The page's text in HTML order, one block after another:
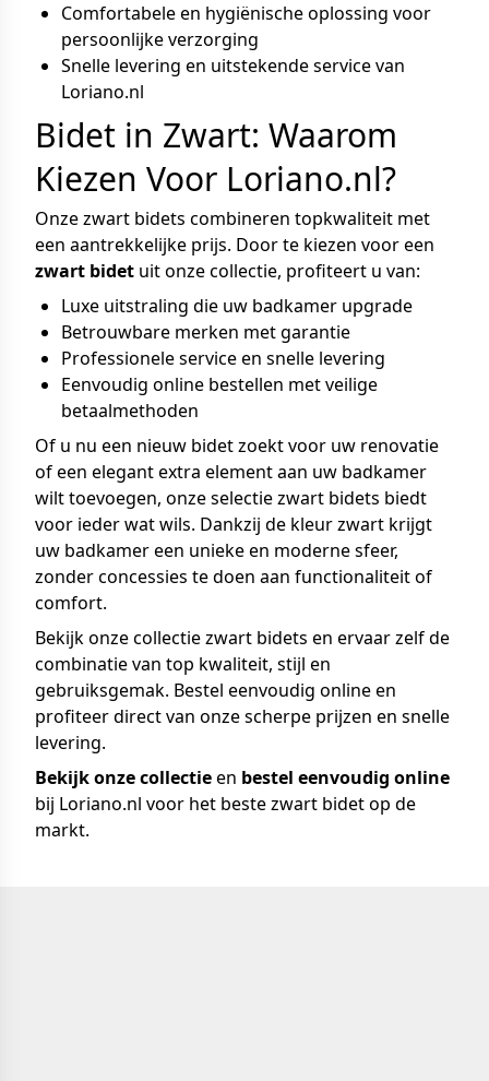
Comfortabele en hygiënische oplossing voor
persoonlijke verzorging
Snelle levering en uitstekende service van
Loriano.nl
Bidet in Zwart: Waarom
Kiezen Voor Loriano.nl?
Onze zwart bidets combineren topkwaliteit met
een aantrekkelijke prijs. Door te kiezen voor een
zwart bidet uit onze collectie, profiteert u van:
Luxe uitstraling die uw badkamer upgrade
Betrouwbare merken met garantie
Professionele service en snelle levering
Eenvoudig online bestellen met veilige
betaalmethoden
Of u nu een nieuw bidet zoekt voor uw renovatie
of een elegant extra element aan uw badkamer
wilt toevoegen, onze selectie zwart bidets biedt
voor ieder wat wils. Dankzij de kleur zwart krijgt
uw badkamer een unieke en moderne sfeer,
zonder concessies te doen aan functionaliteit of
comfort.
Bekijk onze collectie zwart bidets en ervaar zelf de
combinatie van top kwaliteit, stijl en
gebruiksgemak. Bestel eenvoudig online en
profiteer direct van onze scherpe prijzen en snelle
levering.
Bekijk onze collectieen bestel eenvoudig online
bij Loriano.nl voor het beste zwart bidet op de
markt.